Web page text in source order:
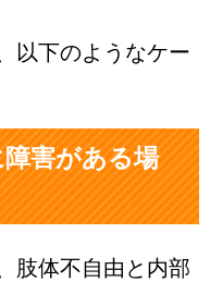
以下のようなケー
害がある場
肢体不自由と内部